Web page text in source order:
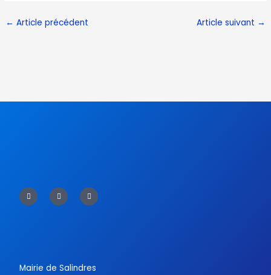
← Article précédent Article suivant →
a
c
e
w
i
t
o
u
t
Mairie de Salindres